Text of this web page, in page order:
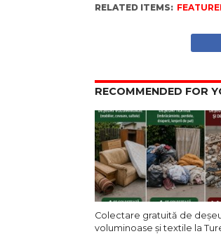
RELATED ITEMS:
RECOMMENDED FOR
Colectare gratuită de
voluminoase și textile la